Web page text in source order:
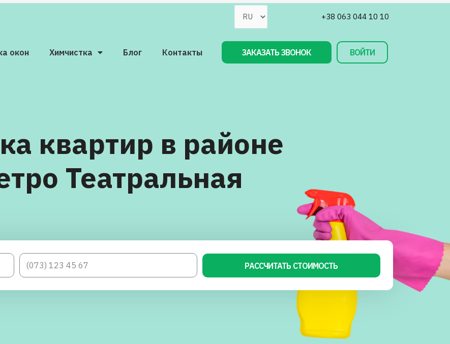
+38 063 044 10 10
окон Химчистка Блог Контакты ЗАКАЗАТЬ ЗВОНОК ВОЙТИ
квартир в районе
Театральная
РАССЧИТАТЬ СТОИМОСТЬ